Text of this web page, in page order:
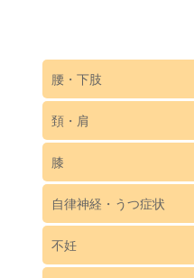
腰・下肢
頚・肩
膝
自律神経・うつ症状
不妊